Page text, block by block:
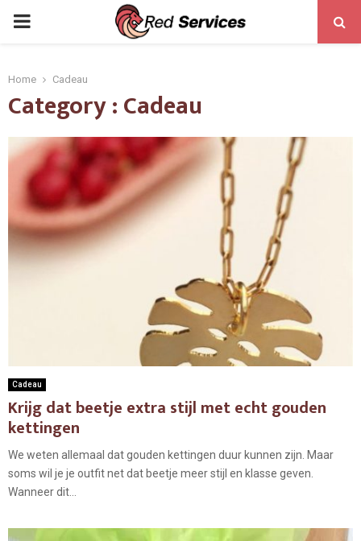
PRIMARY
Home Cadeau
Category : Cadeau
Cadeau
Krijg dat beetje extra stijl met echt gouden
kettingen
We weten allemaal dat gouden kettingen duur kunnen zijn. Maar
soms wil je je outfit net dat beetje meer stijl en klasse geven.
Wanneer dit...